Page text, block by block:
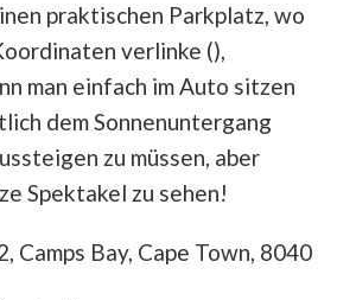
praktischen Parkplatz, wo
verlinke (),
man einfach im Auto sitzen
dem Sonnenuntergang
zu müssen, aber
Spektakel zu sehen!
Camps Bay, Cape Town, 8040